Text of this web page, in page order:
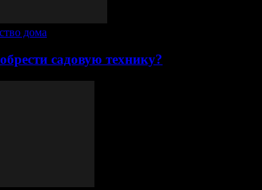
дома
садовую технику?